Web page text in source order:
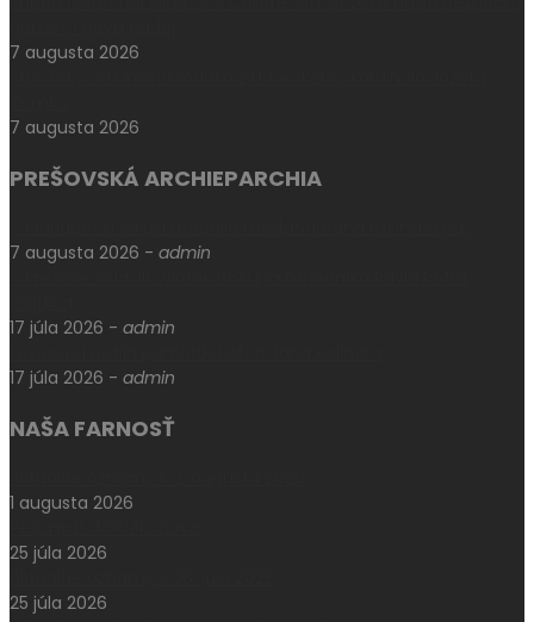
7 augusta 2026
7 augusta 2026
PREŠOVSKÁ ARCHIEPARCHIA
7 augusta 2026 - admin
17 júla 2026 - admin
17 júla 2026 - admin
NAŠA FARNOSŤ
1 augusta 2026
25 júla 2026
25 júla 2026